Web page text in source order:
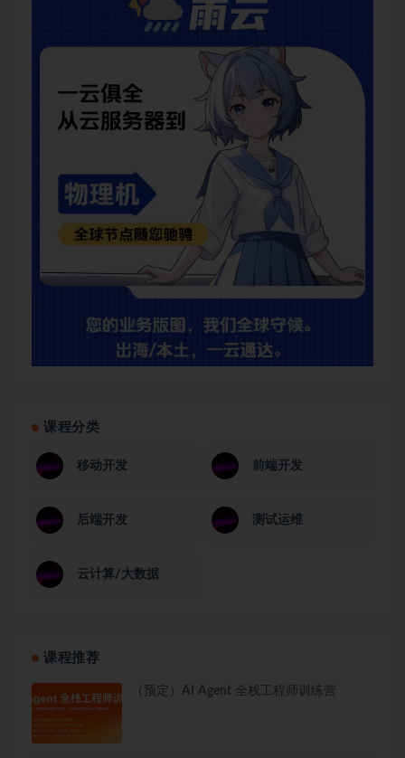
课程分类
移动开发 前端开发
后端开发 测试运维
云计算/大数据
课程推荐
（预定）AI Agent 全栈工程师训练营